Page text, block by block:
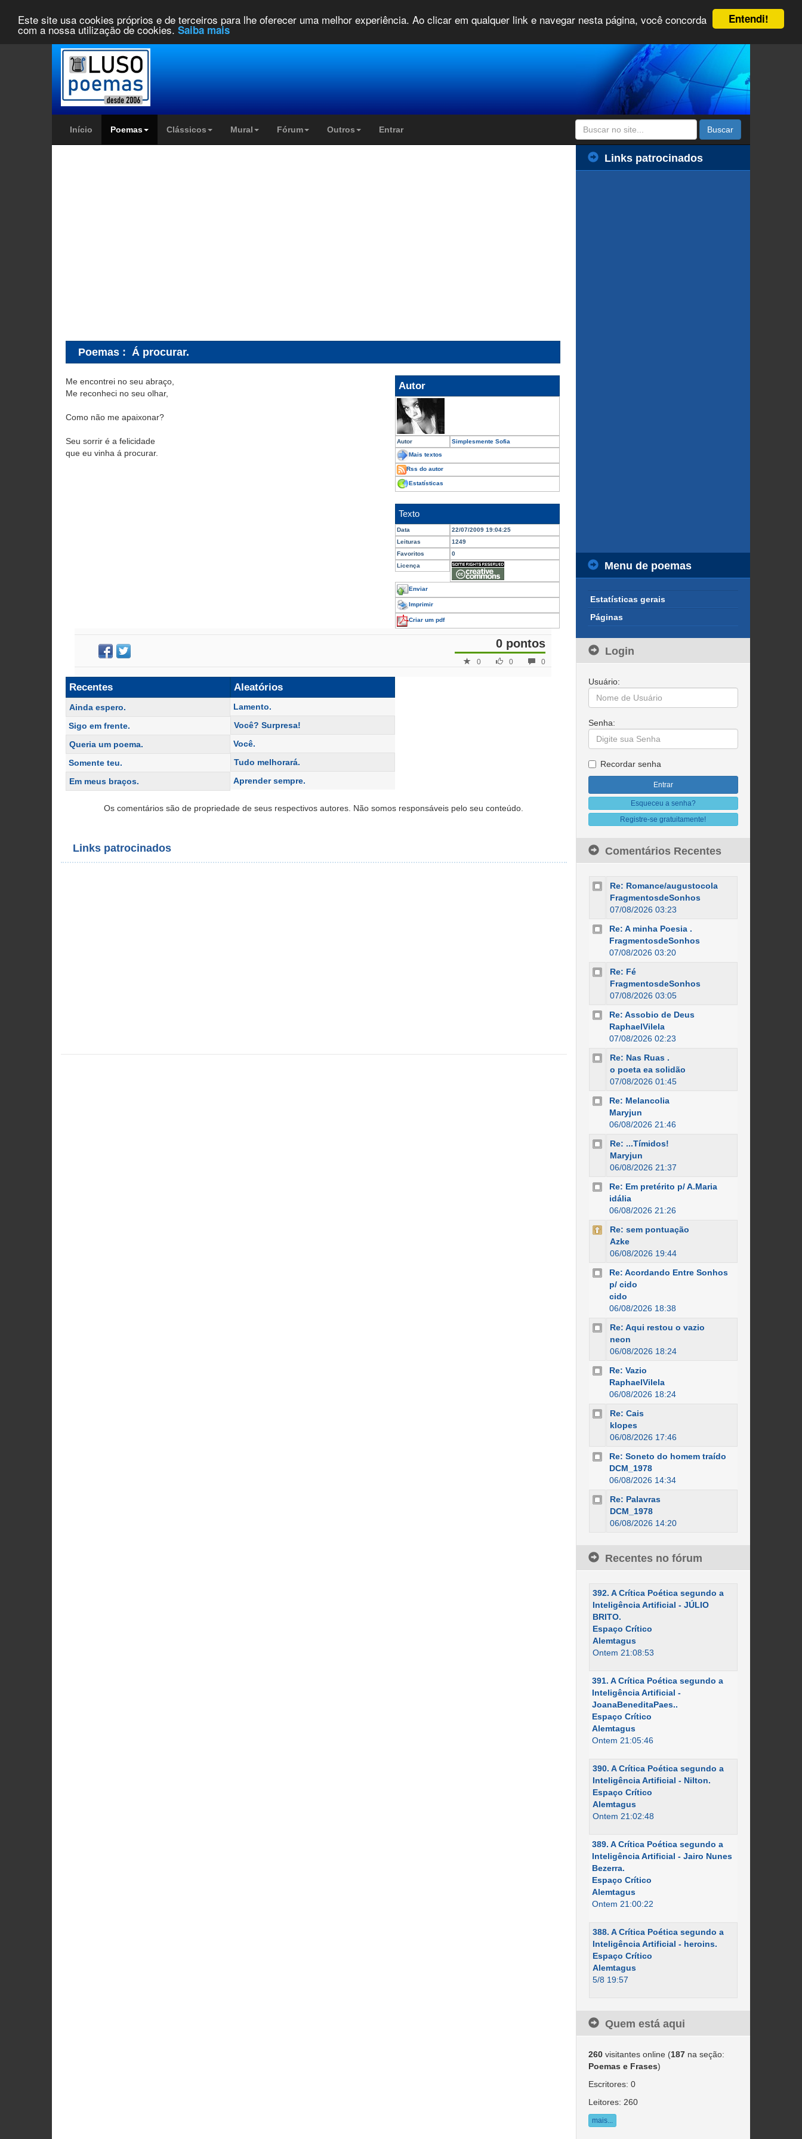
Entendi!
Este site usa cookies próprios e de terceiros para lhe oferecer uma melhor experiência. Ao clicar em qualquer link e navegar nesta página, você concorda
com a nossa utilização de cookies. Saiba mais
Início Poemas Clássicos Mural Fórum Outros Entrar Buscar
Poemas : Á procurar.
Me encontrei no seu abraço,
Me reconheci no seu olhar,
Como não me apaixonar?
Seu sorrir é a felicidade
que eu vinha á procurar.
Autor
Autor Simplesmente Sofia
Mais textos
Rss do autor
Estatísticas
Texto
Data
22/07/2009 19:04:25
Leituras
1249
Favoritos
0
Licença
Enviar
Imprimir
Criar um pdf
0 pontos
0
0
0
Recentes
Ainda espero.
Sigo em frente.
Queria um poema.
Somente teu.
Em meus braços.
Aleatórios
Lamento.
Você? Surpresa!
Você.
Tudo melhorará.
Aprender sempre.
Os comentários são de propriedade de seus respectivos autores. Não somos responsáveis pelo seu conteúdo.
Links patrocinados
Links patrocinados
Menu de poemas
Estatísticas gerais
Páginas
Login
Usuário:
Senha:
Recordar senha
Esqueceu a senha?
Registre-se gratuitamente!
Comentários Recentes
Re: Romance/augustocola
FragmentosdeSonhos
07/08/2026 03:23
Re: A minha Poesia .
FragmentosdeSonhos
07/08/2026 03:20
Re: Fé
FragmentosdeSonhos
07/08/2026 03:05
Re: Assobio de Deus
RaphaelVilela
07/08/2026 02:23
Re: Nas Ruas .
o poeta ea solidão
07/08/2026 01:45
Re: Melancolia
Maryjun
06/08/2026 21:46
Re: ...Tímidos!
Maryjun
06/08/2026 21:37
Re: Em pretérito p/ A.Maria
idália
06/08/2026 21:26
Re: sem pontuação
Azke
06/08/2026 19:44
Re: Acordando Entre Sonhos
p/ cido
cido
06/08/2026 18:38
Re: Aqui restou o vazio
neon
06/08/2026 18:24
Re: Vazio
RaphaelVilela
06/08/2026 18:24
Re: Cais
klopes
06/08/2026 17:46
Re: Soneto do homem traído
DCM_1978
06/08/2026 14:34
Re: Palavras
DCM_1978
06/08/2026 14:20
Recentes no fórum
392. A Crítica Poética segundo a
Inteligência Artificial - JÚLIO
BRITO.
Espaço Crítico
Alemtagus
Ontem 21:08:53
391. A Crítica Poética segundo a
Inteligência Artificial -
JoanaBeneditaPaes..
Espaço Crítico
Alemtagus
Ontem 21:05:46
390. A Crítica Poética segundo a
Inteligência Artificial - Nilton.
Espaço Crítico
Alemtagus
Ontem 21:02:48
389. A Crítica Poética segundo a
Inteligência Artificial - Jairo Nunes
Bezerra.
Espaço Crítico
Alemtagus
Ontem 21:00:22
388. A Crítica Poética segundo a
Inteligência Artificial - heroins.
Espaço Crítico
Alemtagus
5/8 19:57
Quem está aqui
260visitantes online (187na seção:
Poemas e Frases)
Escritores: 0
Leitores: 260
mais...